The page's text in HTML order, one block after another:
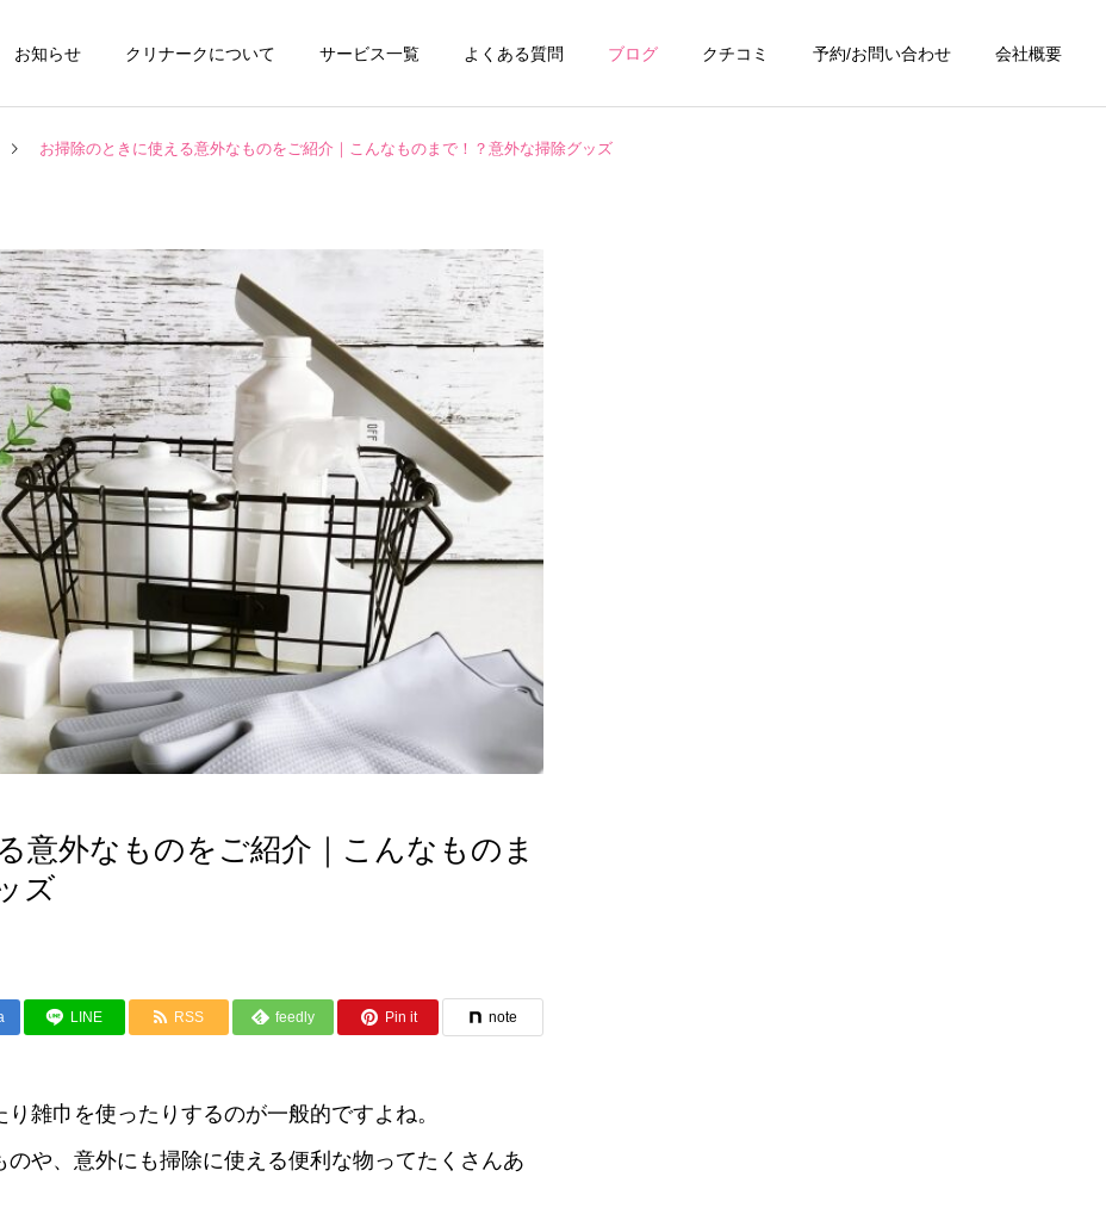
お知らせ クリナークについて サービス一覧 よくある質問 ブログ クチコミ 予約/お問い合わせ 会社概要
チタンコーティング エアコンクリーニング
キッチンクリーニング 洗濯機クリーニング
お掃除テクニック
水垢が洗剤で落ちない本当
の理由とは？ | 自宅ででき
る簡単掃除から頑固な水垢
対策までご紹介！
ハウスクリーニング
全般
ペット飼育家庭の臭い対策
と毛・汚れの掃除方法｜ハ
ウスクリーニング知識で家
を清潔に保つ
お掃除のときに使える意外なものをご紹介｜こんなものまで！？意外な掃除グッズ
意外なものをご紹介｜こんなものま
ズ
LINE RSS feedly Pin it note
雑巾を使ったりするのが一般的ですよね。
や、意外にも掃除に使える便利な物ってたくさんあ